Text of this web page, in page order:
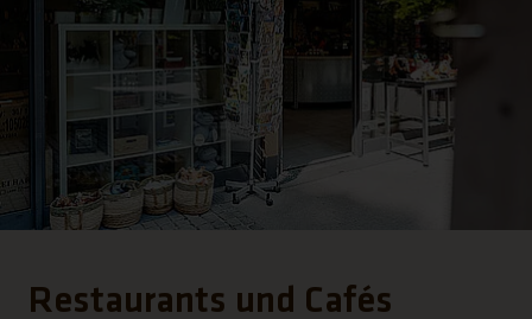
Restaurants und Cafés